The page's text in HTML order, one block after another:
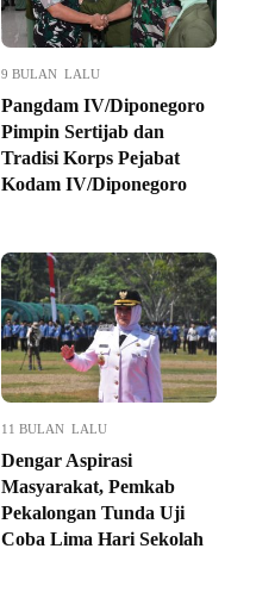
9 BULAN LALU
Pangdam IV/Diponegoro
Pimpin Sertijab dan
Tradisi Korps Pejabat
Kodam IV/Diponegoro
11 BULAN LALU
Dengar Aspirasi
Masyarakat, Pemkab
Pekalongan Tunda Uji
Coba Lima Hari Sekolah